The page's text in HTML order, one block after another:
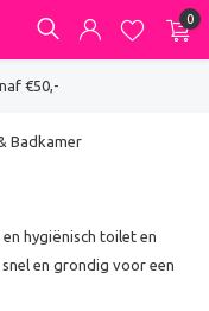
0
€50,-
Badkamer
hygiënisch toilet en
en grondig voor een